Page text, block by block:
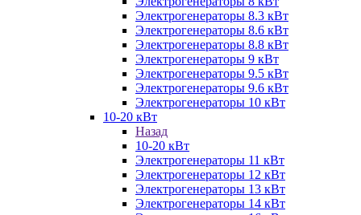
Электрогенераторы 8.3 кВт
Электрогенераторы 8.6 кВт
Электрогенераторы 8.8 кВт
Электрогенераторы 9 кВт
Электрогенераторы 9.5 кВт
Электрогенераторы 9.6 кВт
Электрогенераторы 10 кВт
10-20 кВт
Назад
10-20 кВт
Электрогенераторы 11 кВт
Электрогенераторы 12 кВт
Электрогенераторы 13 кВт
Электрогенераторы 14 кВт